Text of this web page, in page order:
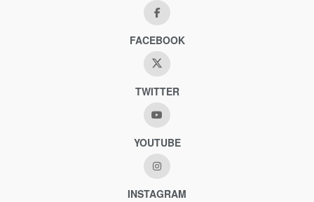
FACEBOOK
TWITTER
YOUTUBE
INSTAGRAM